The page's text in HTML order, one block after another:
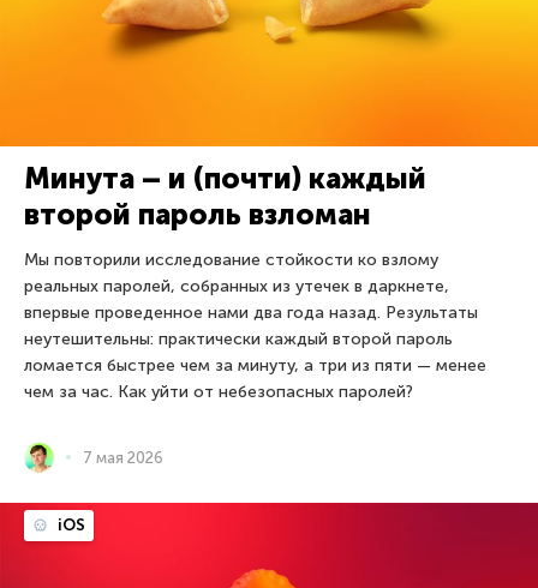
Минута – и (почти) каждый
второй пароль взломан
Мы повторили исследование стойкости ко взлому
реальных паролей, собранных из утечек в даркнете,
впервые проведенное нами два года назад. Результаты
неутешительны: практически каждый второй пароль
ломается быстрее чем за минуту, а три из пяти — менее
чем за час. Как уйти от небезопасных паролей?
7 мая 2026
iOS